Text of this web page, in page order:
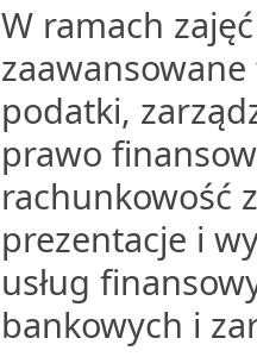
W ramach
podatki,
prawo
rachunkowość
prezentacje i
usług
bankowych i